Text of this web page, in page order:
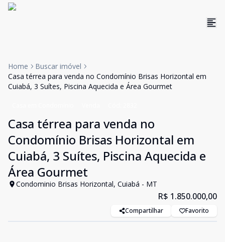
Home
Buscar imóvel
Casa térrea para venda no Condomínio Brisas Horizontal em
Cuiabá, 3 Suítes, Piscina Aquecida e Área Gourmet
Casa térrea para venda no
Condomínio Brisas Horizontal em
Cuiabá, 3 Suítes, Piscina Aquecida e
Área Gourmet
Condominio Brisas Horizontal, Cuiabá - MT
R$ 1.850.000,00
Compartilhar Favorito